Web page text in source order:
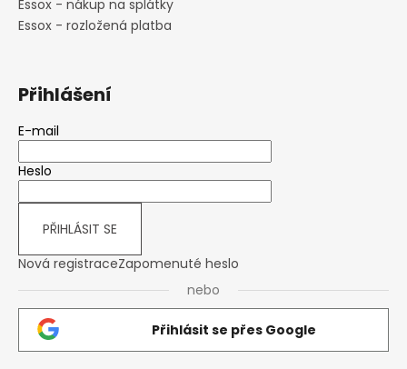
Essox - nákup na splátky
Essox - rozložená platba
Přihlášení
E-mail
Heslo
PŘIHLÁSIT SE
Nová registraceZapomenuté heslo
nebo
Přihlásit se přes Google